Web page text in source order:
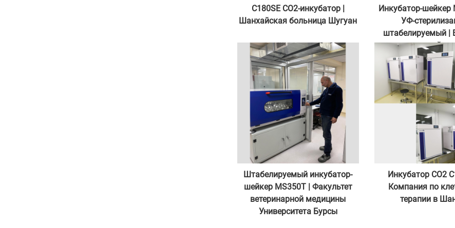
C180SE CO2-инкубатор |
Шанхайская больница Шугуан
Инкубатор-шейкер
УФ-
штабелируемый |
педагогический
Шанхая
Штабелируемый инкубатор-
шейкер MS350T | Факультет
ветеринарной медицины
Университета Бурсы
Инкубатор CO2
Компания по
терапии в